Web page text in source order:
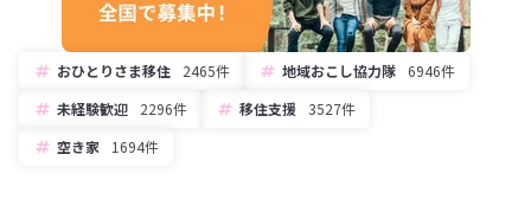
おひとりさま移住 2465件 地域おこし協力隊
6946件
未経験歓迎
2296件 移住支援 3527件
空き家
1694件